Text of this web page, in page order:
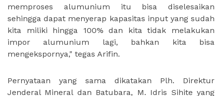
memproses alumunium itu bisa diselesaikan
sehingga dapat menyerap kapasitas input yang sudah
kita miliki hingga 100% dan kita tidak melakukan
impor alumunium lagi, bahkan kita bisa
mengekspornya," tegas Arifin.
Pernyataan yang sama dikatakan Plh. Direktur
Jenderal Mineral dan Batubara, M. Idris Sihite yang